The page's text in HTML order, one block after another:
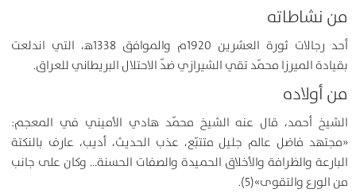
من نشاطاته
أحد رجالات ثورة العشرين 1920م والموافق 1338ﻫ، التي اندلعت
بقيادة الميرزا محمّد تقي الشيرازي ضدّ الاحتلال البريطاني للعراق.
من أولاده
الشيخ أحمد، قال عنه الشيخ محمّد هادي الأميني في المعجم:
«مجتهد فاضل عالم جليل متتبّع، عذب الحديث، أديب، عارف بالنكتة
البارعة والظرافة والأخلاق الحميدة والصفات الحسنة… وكان على جانب
من الورع والتقوى»(5).